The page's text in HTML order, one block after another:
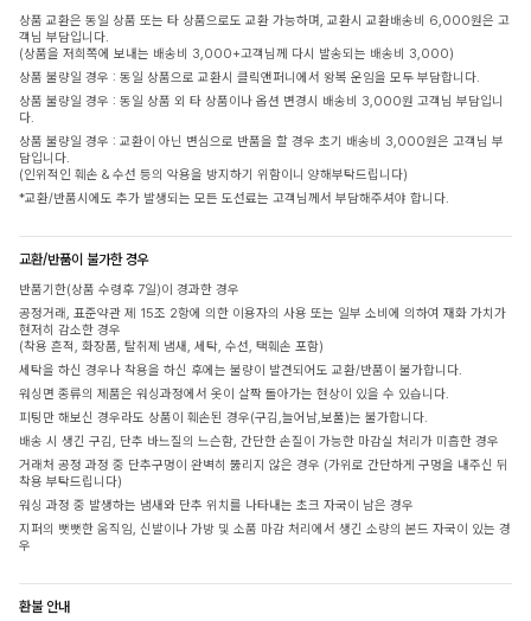
상품 교환은 동일 상품 또는 타 상품으로도 교환 가능하며, 교환시 교환배송비 6,000원은 고
객님 부담입니다.
(상품을 저희쪽에 보내는 배송비 3,000+고객님께 다시 발송되는 배송비 3,000)
상품 불량일 경우 : 동일 상품으로 교환시 클릭앤퍼니에서 왕복 운임을 모두 부담합니다.
상품 불량일 경우 : 동일 상품 외 타 상품이나 옵션 변경시 배송비 3,000원 고객님 부담입니
다.
상품 불량일 경우 : 교환이 아닌 변심으로 반품을 할 경우 초기 배송비 3,000원은 고객님 부
담입니다.
(인위적인 훼손 & 수선 등의 악용을 방지하기 위함이니 양해부탁드립니다)
*교환/반품시에도 추가 발생되는 모든 도선료는 고객님께서 부담해주셔야 합니다.
교환/반품이 불가한 경우
반품기한(상품 수령후 7일)이 경과한 경우
공정거래, 표준약관 제 15조 2항에 의한 이용자의 사용 또는 일부 소비에 의하여 재화 가치가
현저히 감소한 경우
(착용 흔적, 화장품, 탈취제 냄새, 세탁, 수선, 택훼손 포함)
세탁을 하신 경우나 착용을 하신 후에는 불량이 발견되어도 교환/반품이 불가합니다.
워싱면 종류의 제품은 워싱과정에서 옷이 살짝 돌아가는 현상이 있을 수 있습니다.
피팅만 해보신 경우라도 상품이 훼손된 경우(구김,늘어남,보풀)는 불가합니다.
배송 시 생긴 구김, 단추 바느질의 느슨함, 간단한 손질이 가능한 마감실 처리가 미흡한 경우
거래처 공정 과정 중 단추구멍이 완벽히 뚫리지 않은 경우 (가위로 간단하게 구멍을 내주신 뒤
착용 부탁드립니다)
워싱 과정 중 발생하는 냄새와 단추 위치를 나타내는 초크 자국이 남은 경우
지퍼의 뻣뻣한 움직임, 신발이나 가방 및 소품 마감 처리에서 생긴 소량의 본드 자국이 있는 경
우
환불 안내